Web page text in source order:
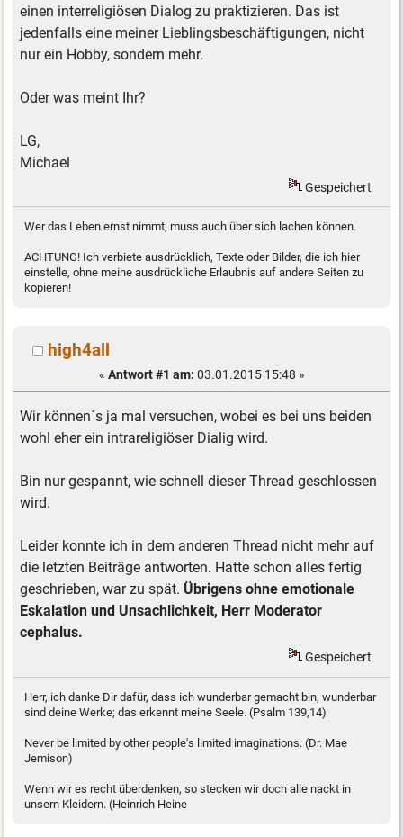
einen interreligiösen Dialog zu praktizieren. Das ist
jedenfalls eine meiner Lieblingsbeschäftigungen, nicht
nur ein Hobby, sondern mehr.
Oder was meint Ihr?
LG,
Michael
Gespeichert
Wer das Leben ernst nimmt, muss auch über sich lachen können.
ACHTUNG! Ich verbiete ausdrücklich, Texte oder Bilder, die ich hier
einstelle, ohne meine ausdrückliche Erlaubnis auf andere Seiten zu
kopieren!
high4all
« Antwort #1 am: 03.01.2015 15:48 »
Wir können´s ja mal versuchen, wobei es bei uns beiden
wohl eher ein intrareligiöser Dialig wird.
Bin nur gespannt, wie schnell dieser Thread geschlossen
wird.
Leider konnte ich in dem anderen Thread nicht mehr auf
die letzten Beiträge antworten. Hatte schon alles fertig
geschrieben, war zu spät. Übrigens ohne emotionale
Eskalation und Unsachlichkeit, Herr Moderator
cephalus.
Gespeichert
Herr, ich danke Dir dafür, dass ich wunderbar gemacht bin; wunderbar
sind deine Werke; das erkennt meine Seele. (Psalm 139,14)
Never be limited by other people's limited imaginations. (Dr. Mae
Jemison)
Wenn wir es recht überdenken, so stecken wir doch alle nackt in
unsern Kleidern. (Heinrich Heine